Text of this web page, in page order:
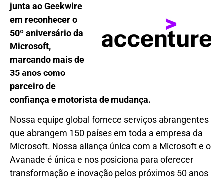
junta ao Geekwire
em reconhecer o
50º aniversário da
Microsoft,
marcando mais de
35 anos como
parceiro de
confiança e motorista de mudança.
Nossa equipe global fornece serviços abrangentes
que abrangem 150 países em toda a empresa da
Microsoft. Nossa aliança única com a Microsoft e o
Avanade é única e nos posiciona para oferecer
transformação e inovação pelos próximos 50 anos